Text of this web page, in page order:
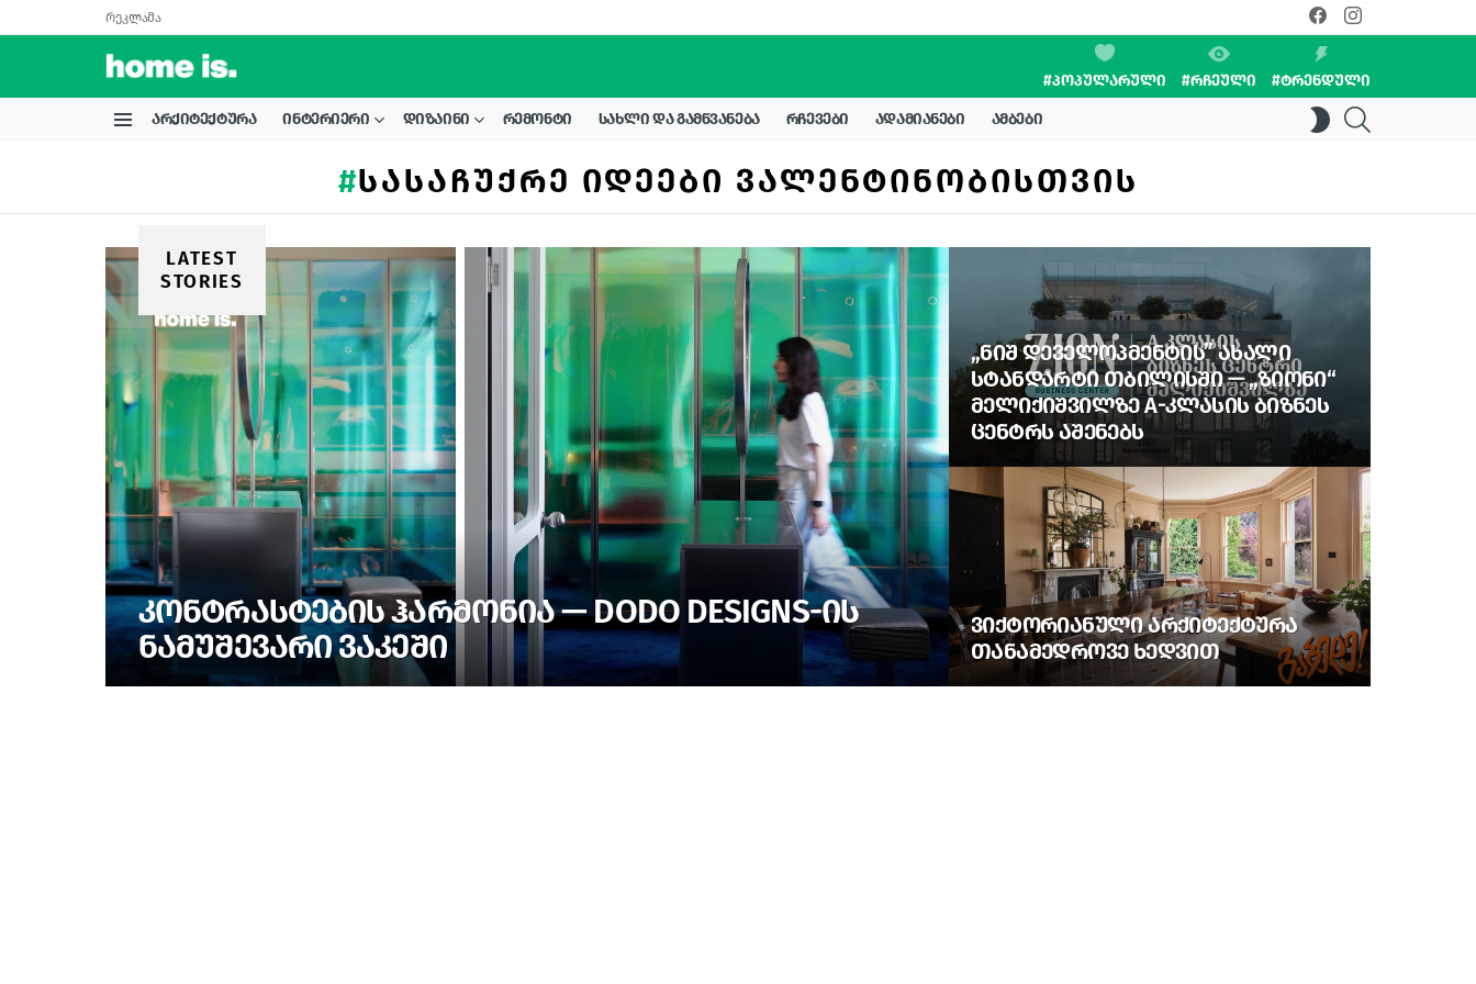
რეკლამა
facebookinstagram
#ᲞᲝᲞᲣᲚᲐᲠᲣᲚᲘ #ᲠᲩᲔᲣᲚᲘ #ᲢᲠᲔᲜᲓᲣᲚᲘ
ᲐᲠᲥᲘᲢᲔᲥᲢᲣᲠᲐ ᲘᲜᲢᲔᲠᲘᲔᲠᲘ ᲓᲘᲖᲐᲘᲜᲘ ᲠᲔᲛᲝᲜᲢᲘ ᲡᲐᲮᲚᲘ ᲓᲐ ᲒᲐᲛᲬᲕᲐᲜᲔᲑᲐ ᲠᲩᲔᲕᲔᲑᲘ ᲐᲓᲐᲛᲘᲐᲜᲔᲑᲘ ᲐᲛᲑᲔᲑᲘ
SWITCH
SKIN
ᲡᲐᲡᲐᲩᲣᲥᲠᲔ ᲘᲓᲔᲔᲑᲘ ᲕᲐᲚᲔᲜᲢᲘᲜᲝᲑᲘᲡᲗᲕᲘᲡ
LATEST
STORIES
ᲙᲝᲜᲢᲠᲐᲡᲢᲔᲑᲘᲡ ᲰᲐᲠᲛᲝᲜᲘᲐ — DODO DESIGNS-ᲘᲡ
ᲜᲐᲛᲣᲨᲔᲕᲐᲠᲘ ᲕᲐᲙᲔᲨᲘ
„ᲜᲘᲨ ᲓᲔᲕᲔᲚᲝᲞᲛᲔᲜᲢᲘᲡ” ᲐᲮᲐᲚᲘ
ᲡᲢᲐᲜᲓᲐᲠᲢᲘ ᲗᲑᲘᲚᲘᲡᲨᲘ — „ᲖᲘᲝᲜᲘ“
ᲛᲔᲚᲘᲥᲘᲨᲕᲘᲚᲖᲔ A-ᲙᲚᲐᲡᲘᲡ ᲑᲘᲖᲜᲔᲡ
ᲪᲔᲜᲢᲠᲡ ᲐᲨᲔᲜᲔᲑᲡ
ᲕᲘᲥᲢᲝᲠᲘᲐᲜᲣᲚᲘ ᲐᲠᲥᲘᲢᲔᲥᲢᲣᲠᲐ
ᲗᲐᲜᲐᲛᲔᲓᲠᲝᲕᲔ ᲮᲔᲓᲕᲘᲗ